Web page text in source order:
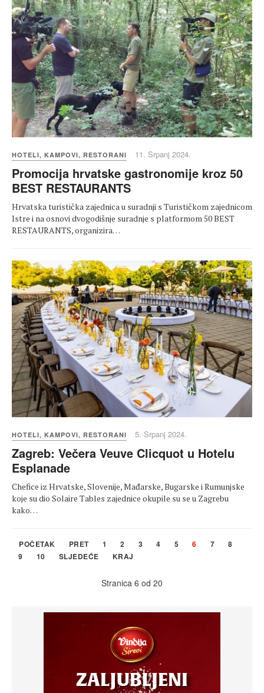
HOTELI, KAMPOVI, RESTORANI 11. Srpanj 2024.
Promocija hrvatske gastronomije kroz 50
BEST RESTAURANTS
Hrvatska turistička zajednica u suradnji s Turističkom zajednicom
Istre i na osnovi dvogodišnje suradnje s platformom 50 BEST
RESTAURANTS, organizira…
HOTELI, KAMPOVI, RESTORANI 5. Srpanj 2024.
Zagreb: Večera Veuve Clicquot u Hotelu
Esplanade
Chefice iz Hrvatske, Slovenije, Mađarske, Bugarske i Rumunjske
koje su dio Solaire Tables zajednice okupile su se u Zagrebu
kako…
POČETAK PRET 1 2 3 4 5 6 7
8
9
10 SLJEDEĆE KRAJ
Stranica 6 od 20